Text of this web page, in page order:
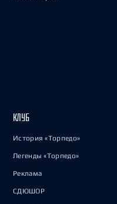
КЛУБ
История «Торпедо»
Легенды «Торпедо»
Реклама
СДЮШОР